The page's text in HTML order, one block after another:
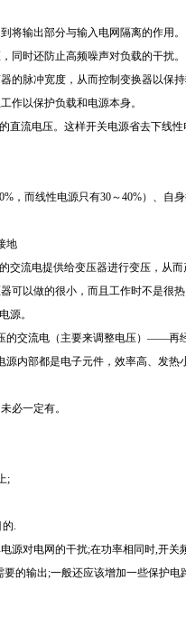
将输出部分与输入电网隔离的作用。
同时还防止高频噪声对负载的干扰。
的脉冲宽度，从而控制变换器以保持
作以保护负载和电源本身。
流电压。这样开关电源省去下线
，而线性电源只有30～40%）、自
地
流电提供给变压器进行变压，从
可以做的很小，而且工作时不是很
源。
交流电（主要来调整电压）——再
内部都是电子元件，效率高、发热
必一定有。
;
.
源对电网的干扰;在功率相同时,开
的输出;一般还应该增加一些保护